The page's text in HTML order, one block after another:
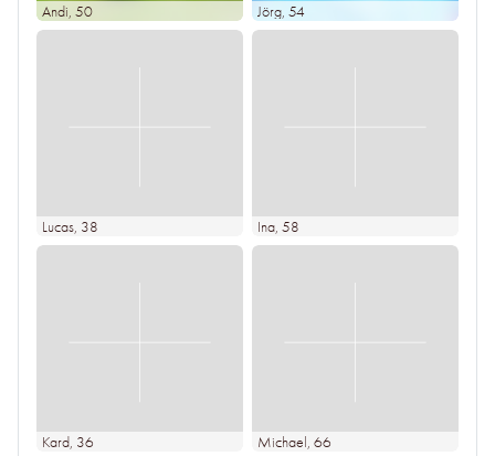
Andi, 50 Jörg, 54
Lucas, 38 Ina, 58
Kard, 36 Michael, 66